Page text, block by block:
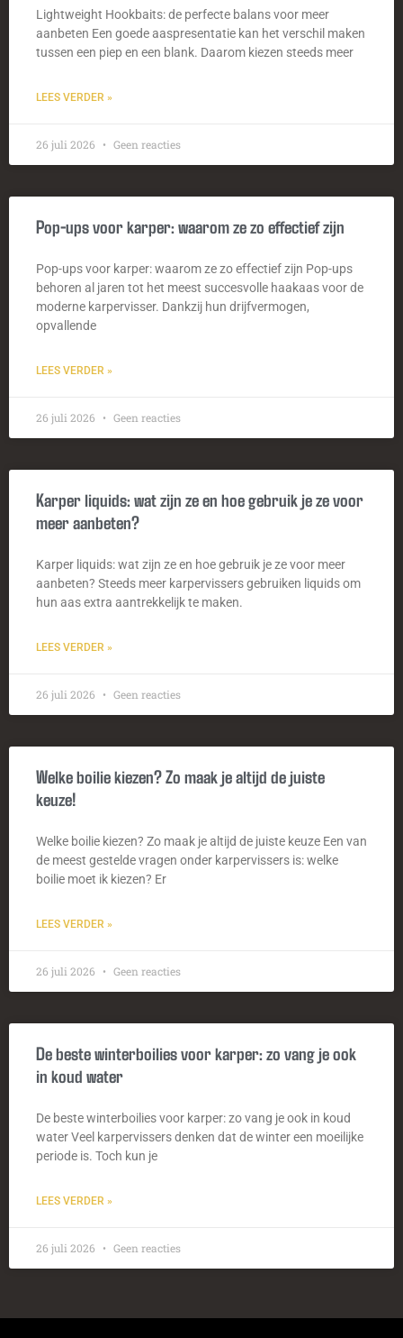
Lightweight Hookbaits: de perfecte balans voor meer
aanbeten Een goede aaspresentatie kan het verschil maken
tussen een piep en een blank. Daarom kiezen steeds meer
LEES VERDER »
26 juli 2026 Geen reacties
Pop-ups voor karper: waarom ze zo effectief zijn
Pop-ups voor karper: waarom ze zo effectief zijn Pop-ups
behoren al jaren tot het meest succesvolle haakaas voor de
moderne karpervisser. Dankzij hun drijfvermogen,
opvallende
LEES VERDER »
26 juli 2026 Geen reacties
Karper liquids: wat zijn ze en hoe gebruik je ze voor
meer aanbeten?
Karper liquids: wat zijn ze en hoe gebruik je ze voor meer
aanbeten? Steeds meer karpervissers gebruiken liquids om
hun aas extra aantrekkelijk te maken.
LEES VERDER »
26 juli 2026 Geen reacties
Welke boilie kiezen? Zo maak je altijd de juiste
keuze!
Welke boilie kiezen? Zo maak je altijd de juiste keuze Een van
de meest gestelde vragen onder karpervissers is: welke
boilie moet ik kiezen? Er
LEES VERDER »
26 juli 2026 Geen reacties
De beste winterboilies voor karper: zo vang je ook
in koud water
De beste winterboilies voor karper: zo vang je ook in koud
water Veel karpervissers denken dat de winter een moeilijke
periode is. Toch kun je
LEES VERDER »
26 juli 2026 Geen reacties